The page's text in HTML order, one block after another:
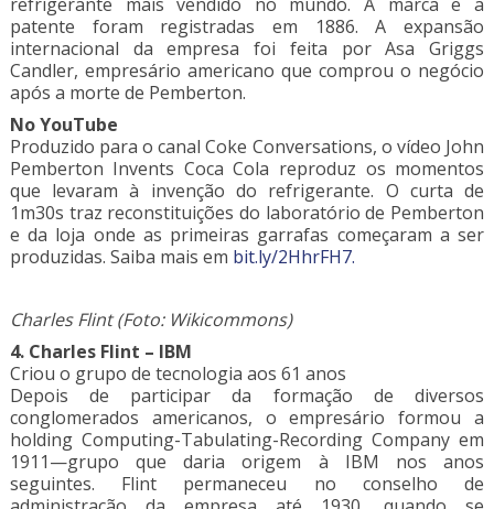
patente foram registradas em 1886. A expansão
internacional da empresa foi feita por Asa Griggs
Candler, empresário americano que comprou o negócio
após a morte de Pemberton.
No YouTube
Produzido para o canal Coke Conversations, o vídeo John
Pemberton Invents Coca Cola reproduz os momentos
que levaram à invenção do refrigerante. O curta de
1m30s traz reconstituições do laboratório de Pemberton
e da loja onde as primeiras garrafas começaram a ser
produzidas. Saiba mais em bit.ly/2HhrFH7.
Charles Flint (Foto: Wikicommons)
4. Charles Flint – IBM
Criou o grupo de tecnologia aos 61 anos
Depois de participar da formação de diversos
conglomerados americanos, o empresário formou a
holding Computing-Tabulating-Recording Company em
1911—grupo que daria origem à IBM nos anos
seguintes. Flint permaneceu no conselho de